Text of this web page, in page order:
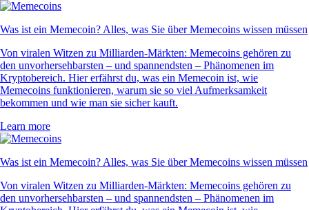
Was ist ein Memecoin? Alles, was Sie über Memecoins wissen müssen
Von viralen Witzen zu Milliarden-Märkten: Memecoins gehören zu
den unvorhersehbarsten – und spannendsten – Phänomenen im
Kryptobereich. Hier erfährst du, was ein Memecoin ist, wie
Memecoins funktionieren, warum sie so viel Aufmerksamkeit
bekommen und wie man sie sicher kauft.
Learn more
Was ist ein Memecoin? Alles, was Sie über Memecoins wissen müssen
Von viralen Witzen zu Milliarden-Märkten: Memecoins gehören zu
den unvorhersehbarsten – und spannendsten – Phänomenen im